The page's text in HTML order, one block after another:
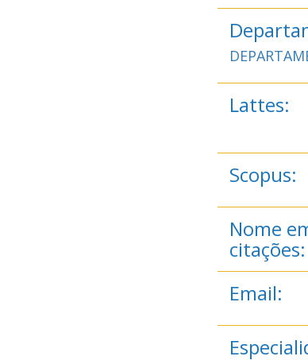
Lattes:
Scopus:
Nome
citações:
Email: